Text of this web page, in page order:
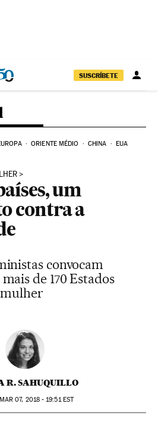
SUSCRÍBETE
ORIENTE MÉDIO CHINA EUA
um
contra a
convocam
de 170 Estados
R. SAHUQUILLO
MAR 07, 2018 - 19:51EST
Redes Sociales